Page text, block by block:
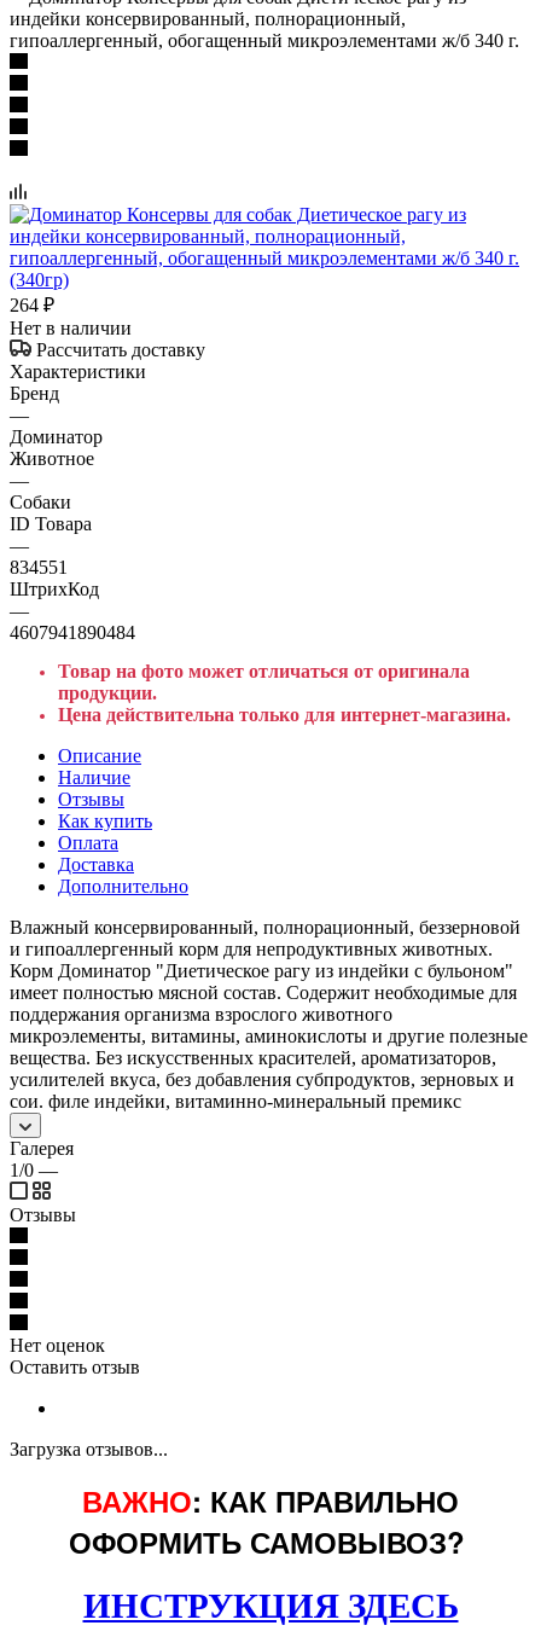
индейки консервированный, полнорационный,
гипоаллергенный, обогащенный микроэлементами ж/б 340 г.
264 ₽
Нет в наличии
Рассчитать доставку
Характеристики
Бренд
—
Доминатор
Животное
—
Собаки
ID Товара
—
834551
ШтрихКод
—
4607941890484
Товар на фото может отличаться от оригинала
продукции.
Цена действительна только для интернет-магазина.
Описание
Наличие
Отзывы
Как купить
Оплата
Доставка
Дополнительно
Влажный консервированный, полнорационный, беззерновой
и гипоаллергенный корм для непродуктивных животных.
Корм Доминатор "Диетическое рагу из индейки с бульоном"
имеет полностью мясной состав. Содержит необходимые для
поддержания организма взрослого животного
микроэлементы, витамины, аминокислоты и другие полезные
вещества. Без искусственных красителей, ароматизаторов,
усилителей вкуса, без добавления субпродуктов, зерновых и
сои. филе индейки, витаминно-минеральный премикс
Галерея
1/0 —
Отзывы
Нет оценок
Оставить отзыв
Загрузка отзывов...
ВАЖНО: КАК ПРАВИЛЬНО
ОФОРМИТЬ САМОВЫВОЗ?
ИНСТРУКЦИЯ ЗДЕСЬ